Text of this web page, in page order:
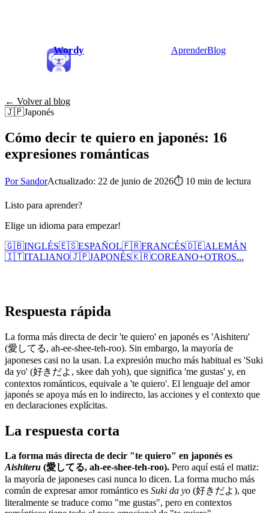
Wordy AprenderBlog
← Volver al blog
🇯🇵Japonés
Cómo decir te quiero en japonés: 16
expresiones románticas
Por SandorActualizado: 22 de junio de 2026⏱ 10 min de lectura
Listo para aprender?
Elige un idioma para empezar!
🇬🇧INGLÉS🇪🇸ESPAÑOL🇫🇷FRANCÉS🇩🇪ALEMÁN
🇮🇹ITALIANO🇯🇵JAPONÉS🇰🇷COREANO+OTROS...
Respuesta rápida
La forma más directa de decir 'te quiero' en japonés es 'Aishiteru'
(愛してる, ah-ee-shee-teh-roo). Sin embargo, la mayoría de
japoneses casi no la usan. La expresión mucho más habitual es 'Suki
da yo' (好きだよ, skee dah yoh), que significa 'me gustas' y, en
contextos románticos, equivale a 'te quiero'. El lenguaje del amor
japonés se apoya más en lo indirecto, las acciones y el contexto que
en declaraciones explícitas.
La respuesta corta
La forma más directa de decir "te quiero" en japonés es
Aishiteru (愛してる, ah-ee-shee-teh-roo). Pero aquí está el matiz:
la mayoría de japoneses casi nunca lo dicen. La forma mucho más
común de expresar amor romántico es Suki da yo (好きだよ), que
literalmente se traduce como "me gustas", pero en contextos